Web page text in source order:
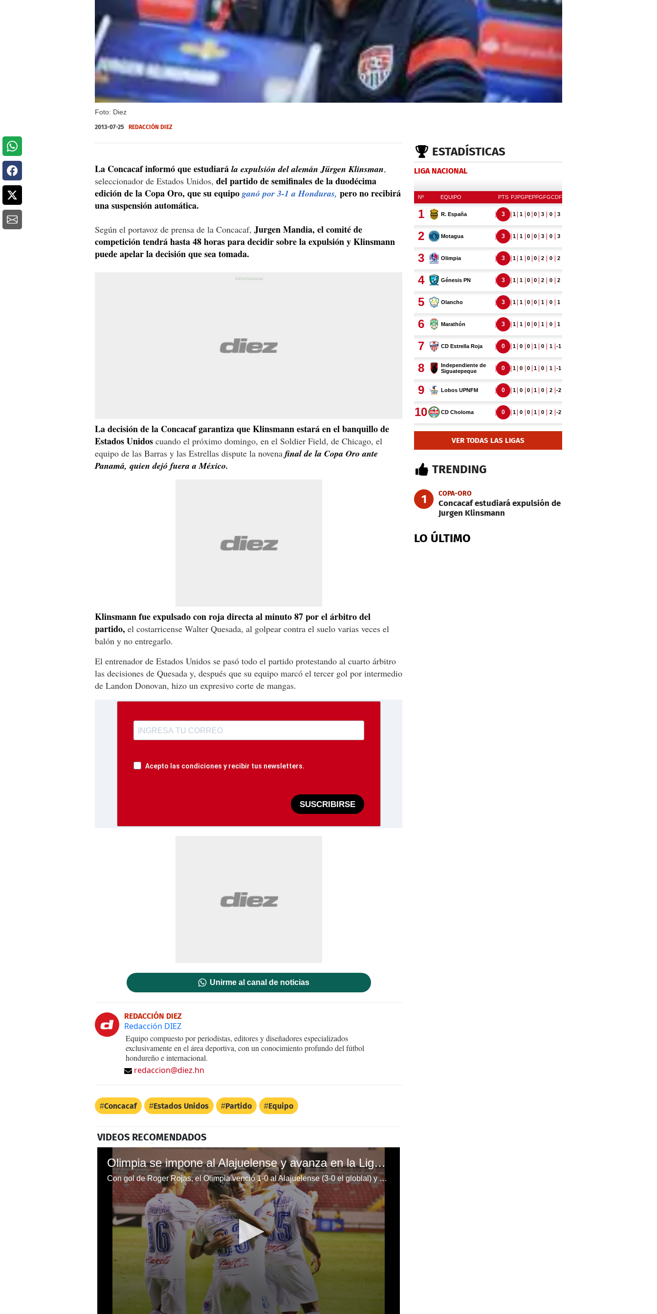
Foto: Diez
2013-07-25 REDACCIÓN DIEZ
La Concacaf informó que estudiará la expulsión del alemán Jürgen Klinsman,
seleccionador de Estados Unidos, del partido de semifinales de la duodécima
edición de la Copa Oro, que su equipo ganó por 3-1 a Honduras, pero no recibirá
una suspensión automática.
Según el portavoz de prensa de la Concacaf, Jurgen Mandia, el comité de
competición tendrá hasta 48 horas para decidir sobre la expulsión y Klinsmann
puede apelar la decisión que sea tomada.
La decisión de la Concacaf garantiza que Klinsmann estará en el banquillo de
Estados Unidos cuando el próximo domingo, en el Soldier Field, de Chicago, el
equipo de las Barras y las Estrellas dispute la novena final de la Copa Oro ante
Panamá, quien dejó fuera a México.
Klinsmann fue expulsado con roja directa al minuto 87 por el árbitro del
partido, el costarricense Walter Quesada, al golpear contra el suelo varias veces el
balón y no entregarlo.
El entrenador de Estados Unidos se pasó todo el partido protestando al cuarto árbitro
las decisiones de Quesada y, después que su equipo marcó el tercer gol por intermedio
de Landon Donovan, hizo un expresivo corte de mangas.
Acepto las condiciones y recibir tus newsletters.
SUSCRIBIRSE
Unirme al canal de noticias
REDACCIÓN DIEZ
Redacción DIEZ
Equipo compuesto por periodistas, editores y diseñadores especializados
exclusivamente en el área deportiva, con un conocimiento profundo del fútbol
hondureño e internacional.
redaccion@diez.hn
Concacaf Estados Unidos Partido Equipo
VIDEOS RECOMENDADOS
Olimpia se impone al Alajuelense y avanza en la Liga Concacaf
Con gol de Roger Rojas, el Olimpia venció 1-0 al Alajuelense (3-0 el globlal) y se clasiäcó a los cuartos de la Liga de Concacaf. Va contra el Alianza de El Salvador
ESTADÍSTICAS
LIGA NACIONAL
VER TODAS LAS LIGAS
TRENDING
1 COPA-ORO
Concacaf estudiará expulsión de
Jurgen Klinsmann
LO ÚLTIMO